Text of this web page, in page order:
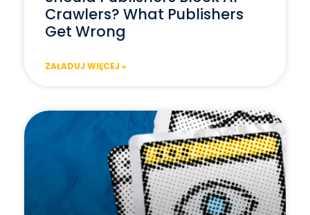
Crawlers? What Publishers
Get Wrong
ZAŁADUJ WIĘCEJ »